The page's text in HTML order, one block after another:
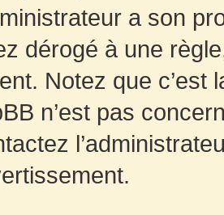
a son
dérogé à une
Notez que c’est
n’est pas